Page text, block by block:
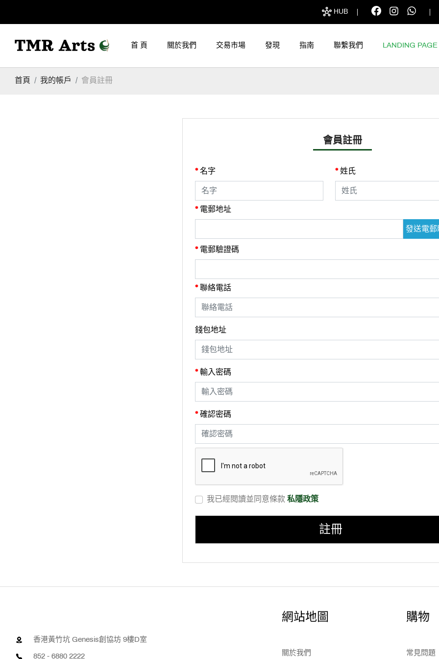
HUB
首 頁 關於我們 交易市場 發現 指南 聯繫我們 LANDING PAGE
首頁 我的帳戶 會員註冊
會員註冊
名字 姓氏
電郵地址
發送電郵
電郵驗證碼
聯絡電話
錢包地址
輸入密碼
確認密碼
我已經閱讀並同意條款 私隱政策
註冊
香港黃竹坑 Genesis創協坊 9樓D室
852 - 6880 2222
網站地圖
關於我們
購物
常見問題